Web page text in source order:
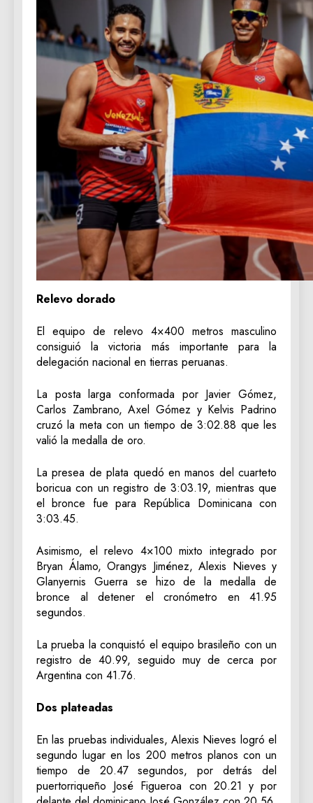
Relevo dorado
El equipo de relevo 4×400 metros masculino
consiguió la victoria más importante para la
delegación nacional en tierras peruanas.
La posta larga conformada por Javier Gómez,
Carlos Zambrano, Axel Gómez y Kelvis Padrino
cruzó la meta con un tiempo de 3:02.88 que les
valió la medalla de oro.
La presea de plata quedó en manos del cuarteto
boricua con un registro de 3:03.19, mientras que
el bronce fue para República Dominicana con
3:03.45.
Asimismo, el relevo 4×100 mixto integrado por
Bryan Álamo, Orangys Jiménez, Alexis Nieves y
Glanyernis Guerra se hizo de la medalla de
bronce al detener el cronómetro en 41.95
segundos.
La prueba la conquistó el equipo brasileño con un
registro de 40.99, seguido muy de cerca por
Argentina con 41.76.
Dos plateadas
En las pruebas individuales, Alexis Nieves logró el
segundo lugar en los 200 metros planos con un
tiempo de 20.47 segundos, por detrás del
puertorriqueño José Figueroa con 20.21 y por